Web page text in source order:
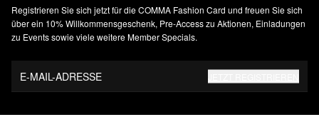
Registrieren Sie sich jetzt für die COMMA Fashion Card und freuen Sie sich
über ein 10% Willkommensgeschenk, Pre-Access zu Aktionen, Einladungen
zu Events sowie viele weitere Member Specials.
E-MAIL-ADRESSE